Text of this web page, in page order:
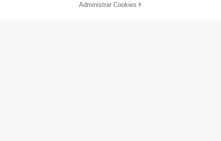
¡28% DE DESCUENTO! AÑADIR A LA BOLSA
Administrar Cookies